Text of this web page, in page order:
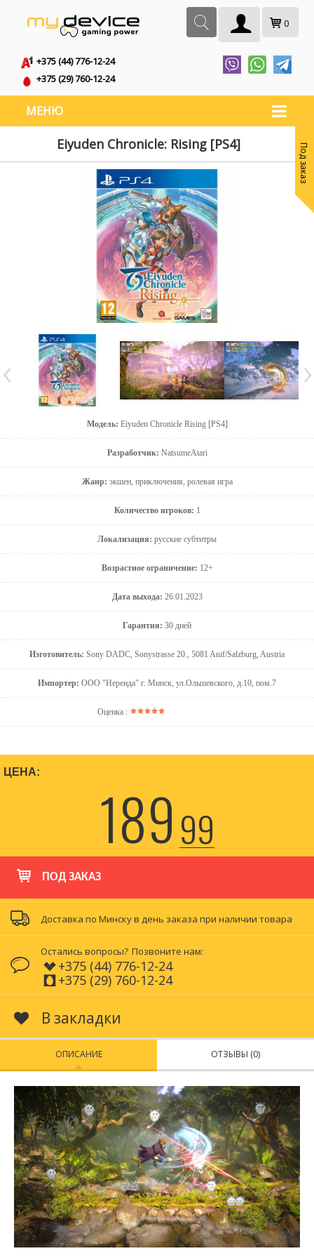
0
+375 (44) 776-12-24
+375 (29) 760-12-24
МЕНЮ
Eiyuden Chronicle: Rising [PS4]
Модель: Eiyuden Chronicle Rising [PS4]
Разработчик: NatsumeAtari
Жанр: экшен, приключения, ролевая игра
Количество игроков: 1
Локализация: русские субтитры
Возрастное ограничение: 12+
Дата выхода: 26.01.2023
Гарантия: 30 дней
Изготовитель: Sony DADC, Sonystrasse 20., 5081 Anif/Salzburg, Austria
Импортер: ООО "Нереида" г. Минск, ул.Ольшевского, д.10, пом.7
Оценка :
Под заказ
ЦЕНА:
18999
ПОД ЗАКАЗ
Доставка по Минску в день заказа при наличии товара
Остались вопросы? Позвоните нам:
+375 (44) 776-12-24
+375 (29) 760-12-24
В закладки
ОПИСАНИЕ ОТЗЫВЫ (0)